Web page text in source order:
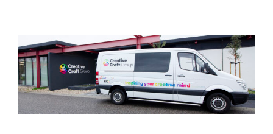
Larger
Image